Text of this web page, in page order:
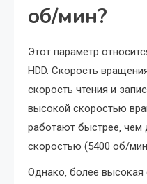
об/мин?
Этот параметр
HDD. Скорость
скорость чтения и
высокой скоростью
работают быстрее‚ чем
скоростью (5400 об/
Однако‚ более